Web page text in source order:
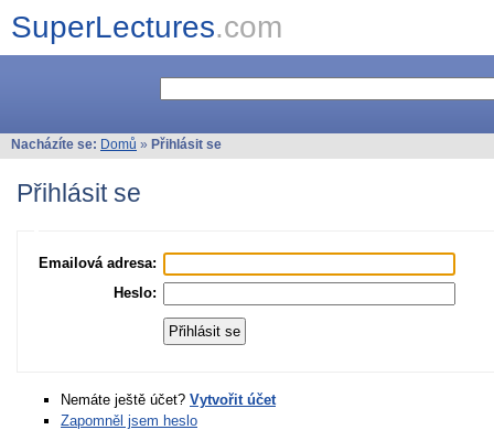
SuperLectures.com
Nacházíte se: Domů » Přihlásit se
Přihlásit se
Emailová adresa:
Heslo:
Nemáte ještě účet? Vytvořit účet
Zapomněl jsem heslo